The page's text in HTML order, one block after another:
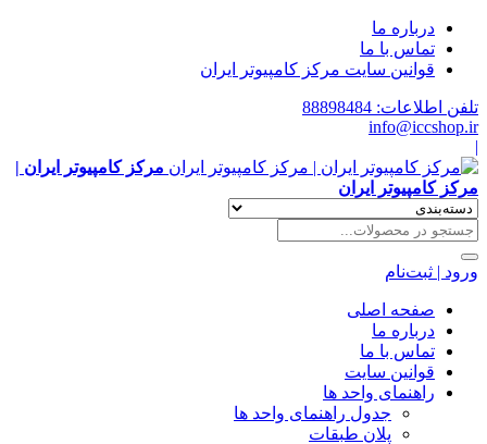
درباره ما
تماس با ما
قوانین سایت مرکز کامپیوتر ایران
تلفن اطلاعات: 88898484
info@iccshop.ir
|
مرکز کامپیوتر ایران |
مرکز کامپیوتر ایران
ورود | ثبت‌نام
صفحه اصلی
درباره ما
تماس با ما
قوانین سایت
راهنمای واحد ها
جدول راهنمای واحد ها
پلان طبقات